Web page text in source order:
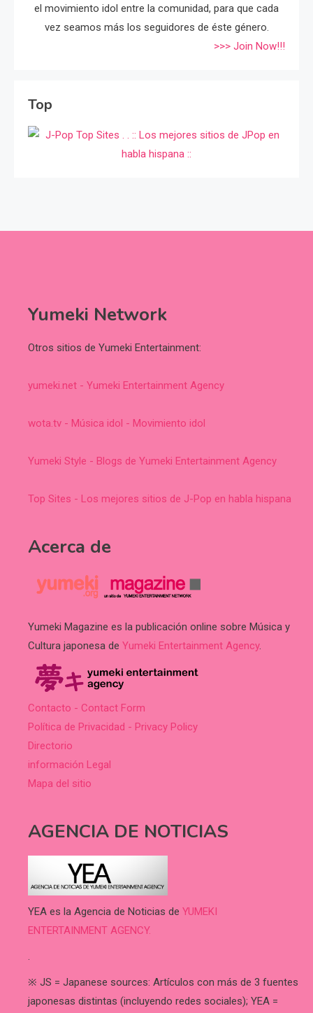
el movimiento idol entre la comunidad, para que cada
vez seamos más los seguidores de éste género.
>>> Join Now!!!
Top
Yumeki Network
Otros sitios de Yumeki Entertainment:
yumeki.net - Yumeki Entertainment Agency
wota.tv - Música idol - Movimiento idol
Yumeki Style - Blogs de Yumeki Entertainment Agency
Top Sites - Los mejores sitios de J-Pop en habla hispana
Acerca de
Yumeki Magazine es la publicación online sobre Música y
Cultura japonesa de Yumeki Entertainment Agency.
Contacto - Contact Form
Política de Privacidad - Privacy Policy
Directorio
información Legal
Mapa del sitio
AGENCIA DE NOTICIAS
YEA es la Agencia de Noticias de YUMEKI
ENTERTAINMENT AGENCY.
.
※ JS = Japanese sources: Artículos con más de 3 fuentes
japonesas distintas (incluyendo redes sociales); YEA =